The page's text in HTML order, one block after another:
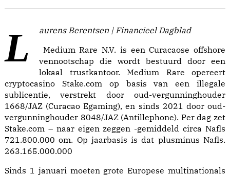
Laurens Berentsen | Financieel Dagblad
Medium Rare N.V. is een Curacaose offshore
vennootschap die wordt bestuurd door een
lokaal trustkantoor. Medium Rare opereert
cryptocasino Stake.com op basis van een illegale
sublicentie, verstrekt door oud-vergunninghouder
1668/JAZ (Curacao Egaming), en sinds 2021 door oud-
vergunninghouder 8048/JAZ (Antillephone). Per dag zet
Stake.com – naar eigen zeggen -gemiddeld circa Nafls
721.800.000 om. Op jaarbasis is dat plusminus Nafls.
263.165.000.000
Sinds 1 januari moeten grote Europese multinationals